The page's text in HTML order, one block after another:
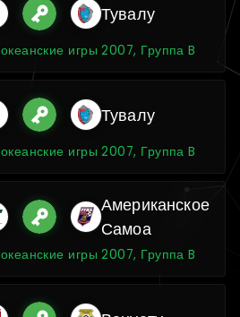
Тувалу
игры 2007, Группа B
Тувалу
игры 2007, Группа B
Американское
Самоа
игры 2007, Группа B